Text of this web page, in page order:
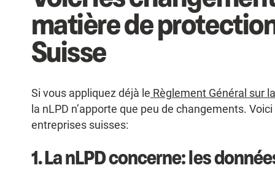
matière de
Suisse
Si vous appliquez déjà le Règlement Général sur
la nLPD n’apporte que peu de changements.
entreprises suisses:
1. La nLPD concerne: les